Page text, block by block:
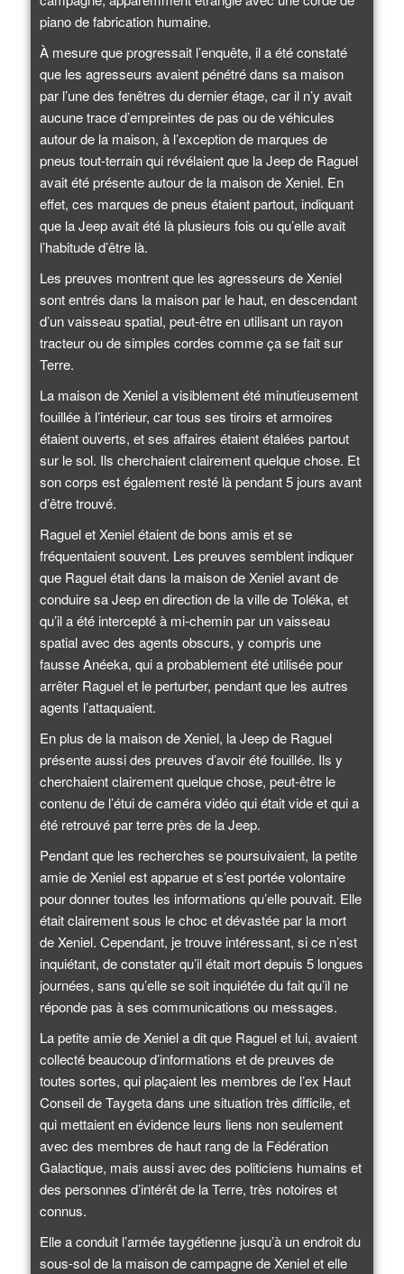
piano de fabrication humaine.
À mesure que progressait l’enquête, il a été constaté
que les agresseurs avaient pénétré dans sa maison
par l’une des fenêtres du dernier étage, car il n’y avait
aucune trace d’empreintes de pas ou de véhicules
autour de la maison, à l’exception de marques de
pneus tout-terrain qui révélaient que la Jeep de Raguel
avait été présente autour de la maison de Xeniel. En
effet, ces marques de pneus étaient partout, indiquant
que la Jeep avait été là plusieurs fois ou qu’elle avait
l’habitude d’être là.
Les preuves montrent que les agresseurs de Xeniel
sont entrés dans la maison par le haut, en descendant
d’un vaisseau spatial, peut-être en utilisant un rayon
tracteur ou de simples cordes comme ça se fait sur
Terre.
La maison de Xeniel a visiblement été minutieusement
fouillée à l’intérieur, car tous ses tiroirs et armoires
étaient ouverts, et ses affaires étaient étalées partout
sur le sol. Ils cherchaient clairement quelque chose. Et
son corps est également resté là pendant 5 jours avant
d’être trouvé.
Raguel et Xeniel étaient de bons amis et se
fréquentaient souvent. Les preuves semblent indiquer
que Raguel était dans la maison de Xeniel avant de
conduire sa Jeep en direction de la ville de Toléka, et
qu’il a été intercepté à mi-chemin par un vaisseau
spatial avec des agents obscurs, y compris une
fausse Anéeka, qui a probablement été utilisée pour
arrêter Raguel et le perturber, pendant que les autres
agents l’attaquaient.
En plus de la maison de Xeniel, la Jeep de Raguel
présente aussi des preuves d’avoir été fouillée. Ils y
cherchaient clairement quelque chose, peut-être le
contenu de l’étui de caméra vidéo qui était vide et qui a
été retrouvé par terre près de la Jeep.
Pendant que les recherches se poursuivaient, la petite
amie de Xeniel est apparue et s’est portée volontaire
pour donner toutes les informations qu’elle pouvait. Elle
était clairement sous le choc et dévastée par la mort
de Xeniel. Cependant, je trouve intéressant, si ce n’est
inquiétant, de constater qu’il était mort depuis 5 longues
journées, sans qu’elle se soit inquiétée du fait qu’il ne
réponde pas à ses communications ou messages.
La petite amie de Xeniel a dit que Raguel et lui, avaient
collecté beaucoup d’informations et de preuves de
toutes sortes, qui plaçaient les membres de l’ex Haut
Conseil de Taygeta dans une situation très difficile, et
qui mettaient en évidence leurs liens non seulement
avec des membres de haut rang de la Fédération
Galactique, mais aussi avec des politiciens humains et
des personnes d’intérêt de la Terre, très notoires et
connus.
Elle a conduit l’armée taygétienne jusqu’à un endroit du
sous-sol de la maison de campagne de Xeniel et elle